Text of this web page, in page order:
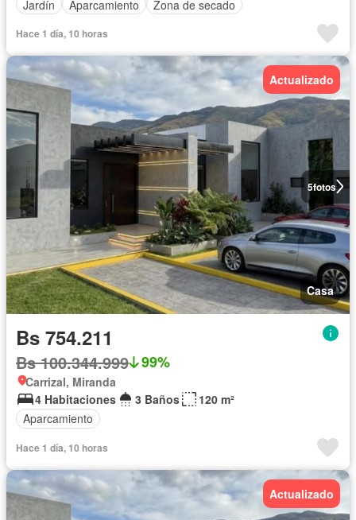
Jardín
Aparcamiento Zona de secado
Hace 1 día, 10 horas
5fotos
Actualizado
Casa
Bs 754.211
Bs 100.344.999 99%
Carrizal, Miranda
4 Habitaciones
3 Baños
120 m²
Aparcamiento
Hace 1 día, 10 horas
Actualizado